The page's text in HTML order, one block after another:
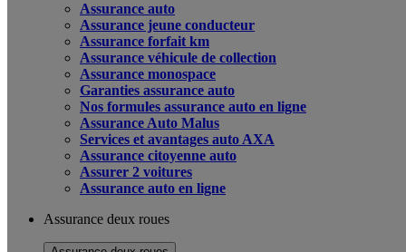
Assurance auto
Assurance jeune conducteur
Assurance forfait km
Assurance véhicule de collection
Assurance monospace
Garanties assurance auto
Nos formules assurance auto en ligne
Assurance Auto Malus
Services et avantages auto AXA
Assurance citoyenne auto
Assurer 2 voitures
Assurance auto en ligne
Assurance deux roues